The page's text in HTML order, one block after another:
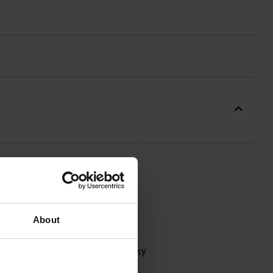
About
у нагоді під час
стороні захищає руку
забезпечує достатню